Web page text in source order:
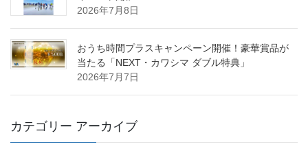
2026年7月8日
おうち時間プラスキャンペーン開催！豪華賞品が
当たる「NEXT・カワシマ ダブル特典」
2026年7月7日
カテゴリー アーカイブ